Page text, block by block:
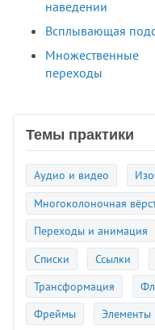
наведении
Всплывающая
Множественные
переходы
Темы практики
Аудио и видео
Многоколоночная
Переходы и анимация
Списки
Ссылки
Трансформация
Фреймы
Элементы